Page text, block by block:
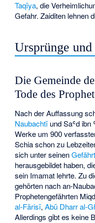
Taqīya, die
Gefahr. Zaiditen lehnen
Ursprünge
Die Gemeinde
Tode des
Nach der Auffassung
Naubachtīund Saʿd ibn
Werke um 900
Schia schon zu
sich unter seinen
herausgebildet haben,
sein Imamat lehrte. Zu
gehörten nach an-
Prophetengefährten
al-Fārisī,Abū Dharr al-
Allerdings gibt es keine